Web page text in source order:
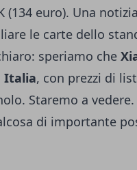
(134 euro). Una
le carte dello
speriamo che
Italia, con prezzi di
Staremo a
di importante